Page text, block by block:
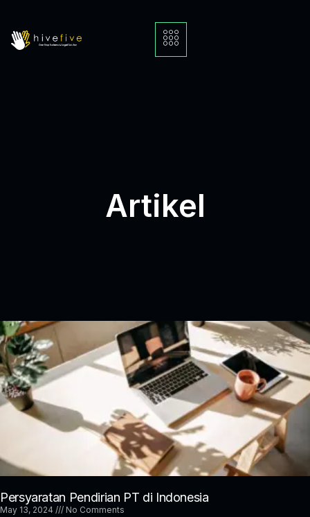
Artikel
Persyaratan Pendirian PT di Indonesia
May 13, 2024 No Comments